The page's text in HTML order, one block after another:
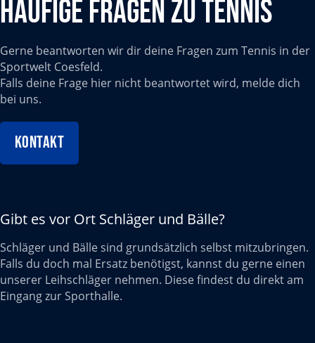
Häufige fragen zu Tennis
Gerne beantworten wir dir deine Fragen zum Tennis in der
Sportwelt Coesfeld.
Falls deine Frage hier nicht beantwortet wird, melde dich
bei uns.
koNTAKT
Gibt es vor Ort Schläger und Bälle?
Schläger und Bälle sind grundsätzlich selbst mitzubringen.
Falls du doch mal Ersatz benötigst, kannst du gerne einen
unserer Leihschläger nehmen. Diese findest du direkt am
Eingang zur Sporthalle.